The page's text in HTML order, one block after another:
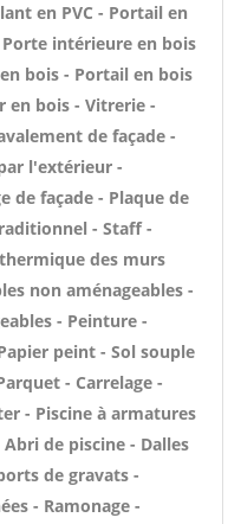
en PVC - Portail en
intérieure en bois
bois - Portail en bois
en bois - Vitrerie -
de façade -
l'extérieur -
de façade - Plaque de
- Staff -
des murs
non aménageables -
- Peinture -
peint - Sol souple
- Carrelage -
- Piscine à armatures
de piscine - Dalles
de gravats -
- Ramonage -